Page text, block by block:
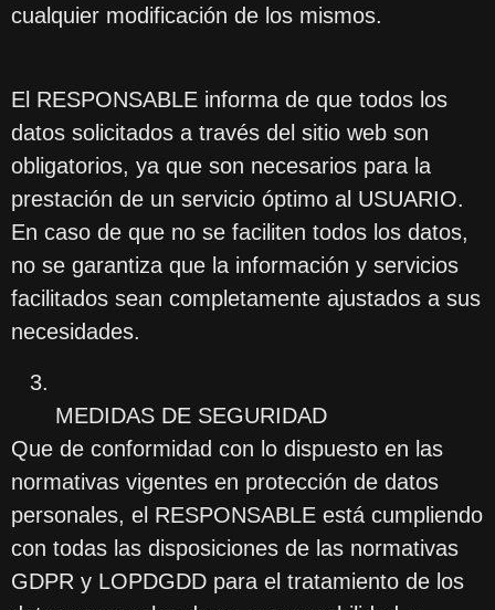
cualquier modificación de los mismos.
El RESPONSABLE informa de que todos los
datos solicitados a través del sitio web son
obligatorios, ya que son necesarios para la
prestación de un servicio óptimo al USUARIO.
En caso de que no se faciliten todos los datos,
no se garantiza que la información y servicios
facilitados sean completamente ajustados a sus
necesidades.
MEDIDAS DE SEGURIDAD
Que de conformidad con lo dispuesto en las
normativas vigentes en protección de datos
personales, el RESPONSABLE está cumpliendo
con todas las disposiciones de las normativas
GDPR y LOPDGDD para el tratamiento de los